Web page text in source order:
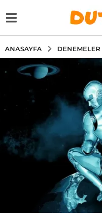
ANASAYFA DENEMELER